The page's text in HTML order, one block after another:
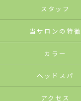
スタッフ
当サロンの特徴
カラー
ヘッドスパ
アクセス